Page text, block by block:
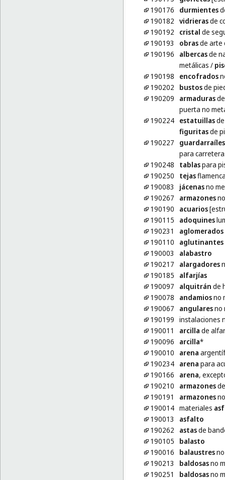
190176
durmientes
190182 vidrierasde
190192
cristal de
190193
obrasde arte
190196
albercasde
metálicas /
190198
encofrados
190202
bustosde
190209
armadurasde
puerta no
190224 estatuillasde
figuritasde
190227
guardarraíles
para
190248
tablaspara
190250
tejas
190083
jácenasno
190267
armazones
190190
acuarios
190115
adoquines
190231
aglomerados
190110
aglutinantes
190003
alabastro
190217
alargadores
190185
alfarjías
190097
alquitrán de
190078
andamiosno
190067
angularesno
190199 instalaciones
190011
arcilla de
190096
arcilla*
190010
arena
190234 arena para
190166
arena,
190210
armazones
190191
armazones
190014 materiales
190013
asfalto
190262
astasde
190105
balasto
190016
balaustresno
190213
baldosasno
190251
baldosasno